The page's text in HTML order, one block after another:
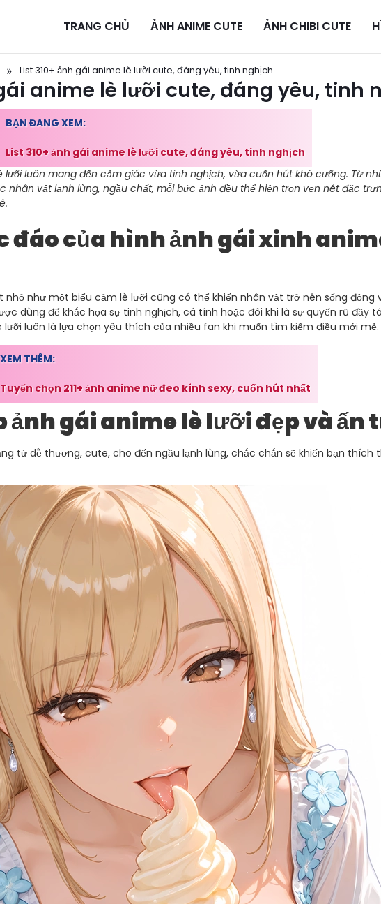
TRANG CHỦ ẢNH ANIME CUTE ẢNH CHIBI CUTE
» List 310+ ảnh gái anime lè lưỡi cute, đáng yêu, tinh nghịch
anime lè lưỡi cute, đáng yêu, tinh
BẠN ĐANG XEM:
List 310+ ảnh gái anime lè lưỡi cute, đáng yêu, tinh nghịch
lưỡi luôn mang đến cảm giác vừa tinh nghịch, vừa cuốn hút khó cưỡng. Từ
nhân vật lạnh lùng, ngầu chất, mỗi bức ảnh đều thể hiện trọn vẹn nét đặc
đáo của hình ảnh gái xinh
nhỏ như một biểu cảm lè lưỡi cũng có thể khiến nhân vật trở nên sống động
dùng để khắc họa sự tinh nghịch, cá tính hoặc đôi khi là sự quyến rũ đầy
lưỡi luôn là lựa chọn yêu thích của nhiều fan khi muốn tìm kiếm điều mới mẻ.
XEM THÊM:
Tuyển chọn 211+ ảnh anime nữ đeo kính sexy, cuốn hút nhất
ảnh gái anime lè lưỡi đẹp và ấn
từ dễ thương, cute, cho đến ngầu lạnh lùng, chắc chắn sẽ khiến bạn thích